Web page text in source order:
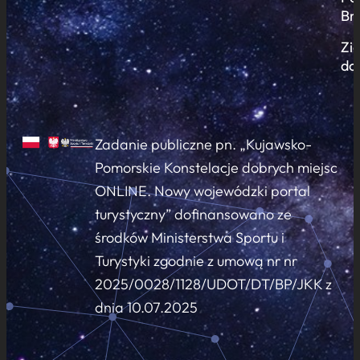
Zadanie publiczne pn. „Kujawsko-
Pomorskie Konstelacje dobrych miejsc
ONLINE. Nowy wojewódzki portal
turystyczny” dofinansowano ze
środków Ministerstwa Sportu i
Turystyki zgodnie z umową nr nr
2025/0028/1128/UDOT/DT/BP/JKK z
dnia 10.07.2025